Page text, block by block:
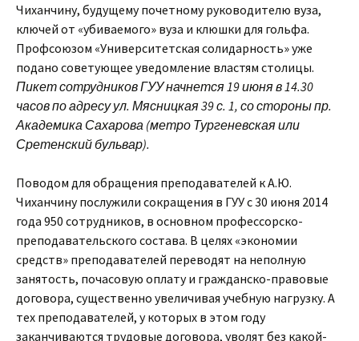
Чиханчину, будущему почетному руководителю вуза,
ключей от «убиваемого» вуза и клюшки для гольфа.
Профсоюзом «Университетская солидарность» уже
подано советующее уведомление властям столицы.
Пикет сотрудников ГУУ начнется 19 июня в 14.30
часов по адресу ул. Мясницкая 39 с. 1, со стороны пр.
Академика Сахарова (метро Тургеневская или
Сретенский бульвар).
Поводом для обращения преподавателей к А.Ю.
Чиханчину послужили сокращения в ГУУ с 30 июня 2014
года 950 сотрудников, в основном профессорско-
преподавательского состава. В целях «экономии
средств» преподавателей переводят на неполную
занятость, почасовую оплату и гражданско-правовые
договора, существенно увеличивая учебную нагрузку. А
тех преподавателей, у которых в этом году
заканчиваются трудовые договора, уволят без какой-